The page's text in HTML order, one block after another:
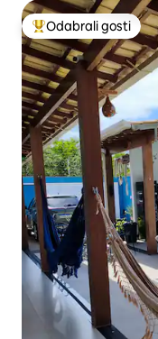
Među najviše
Odabrali gosti